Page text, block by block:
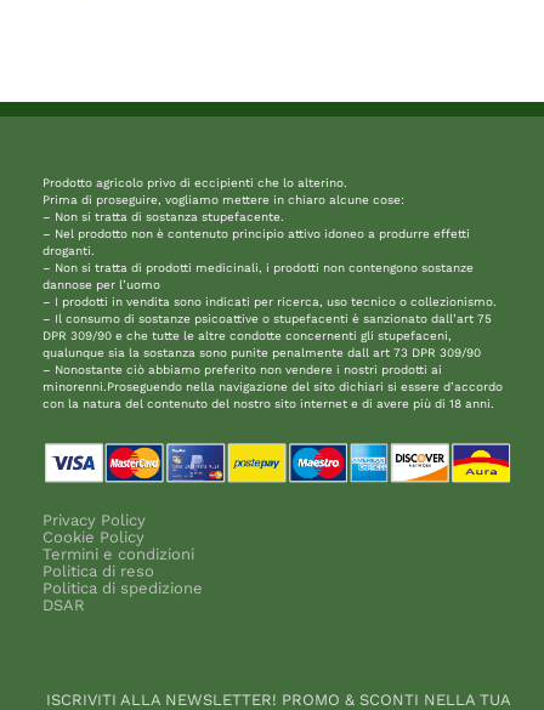
Prodotto agricolo privo di eccipienti che lo alterino.
Prima di proseguire, vogliamo mettere in chiaro alcune cose:
– Non si tratta di sostanza stupefacente.
– Nel prodotto non è contenuto principio attivo idoneo a produrre effetti
droganti.
– Non si tratta di prodotti medicinali, i prodotti non contengono sostanze
dannose per l’uomo
– I prodotti in vendita sono indicati per ricerca, uso tecnico o collezionismo.
– Il consumo di sostanze psicoattive o stupefacenti è sanzionato dall’art 75
DPR 309/90 e che tutte le altre condotte concernenti gli stupefaceni,
qualunque sia la sostanza sono punite penalmente dall art 73 DPR 309/90
– Nonostante ciò abbiamo preferito non vendere i nostri prodotti ai
minorenni.Proseguendo nella navigazione del sito dichiari si essere d’accordo
con la natura del contenuto del nostro sito internet e di avere più di 18 anni.
Privacy Policy
Cookie Policy
Termini e condizioni
Politica di reso
Politica di spedizione
DSAR
ISCRIVITI ALLA NEWSLETTER! PROMO & SCONTI NELLA TUA